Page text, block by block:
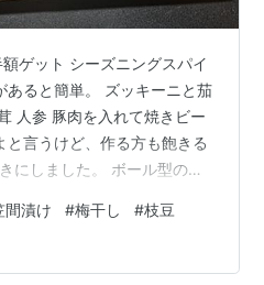
ゲット シーズニングスパイ
あると簡単。 ズッキーニと茄
人参 豚肉を入れて焼きビー
言うけど、作る方も飽きる
にしました。 ボール型のメ
で真似しています(^▽^;) デ
よ^^ ムッキーは明日からホ
で今日でお弁当おわり。 そ
間漬け #梅干し #枝豆